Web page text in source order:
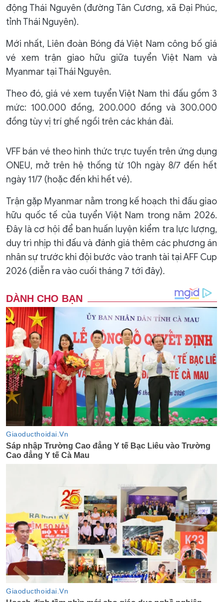
động Thái Nguyên (đường Tân Cương, xã Đại Phúc,
tỉnh Thái Nguyên).
Mới nhất, Liên đoàn Bóng đá Việt Nam công bố giá
vé xem trận giao hữu giữa tuyển Việt Nam và
Myanmar tại Thái Nguyên.
Theo đó, giá vé xem tuyển Việt Nam thi đấu gồm 3
mức: 100.000 đồng, 200.000 đồng và 300.000
đồng tùy vị trí ghế ngồi trên các khán đài.
VFF bán vé theo hình thức trực tuyến trên ứng dụng
ONEU, mở trên hệ thống từ 10h ngày 8/7 đến hết
ngày 11/7 (hoặc đến khi hết vé).
Trận gặp Myanmar nằm trong kế hoạch thi đấu giao
hữu quốc tế của tuyển Việt Nam trong năm 2026.
Đây là cơ hội để ban huấn luyện kiểm tra lực lượng,
duy trì nhịp thi đấu và đánh giá thêm các phương án
nhân sự trước khi đội bước vào tranh tài tại AFF Cup
2026 (diễn ra vào cuối tháng 7 tới đây).